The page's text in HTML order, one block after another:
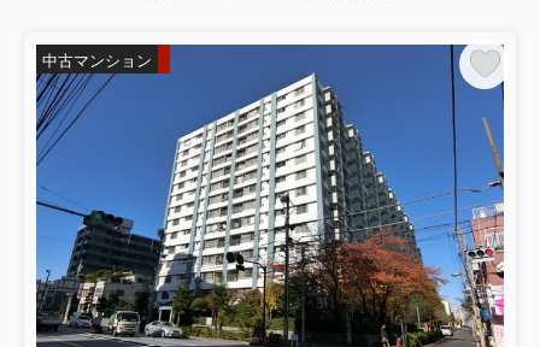
他社の広告掲載物件でも全物件
が
【仲介手数料無料】or【
5
】
物件名・価格をメールでお知ら
せ下さい。
※仲介手数料無料は、売主様より弊社へ仲介手数料３％をい
ただける場合に適用させて頂きます。
中古マンション